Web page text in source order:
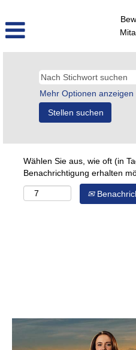
Mehr Optionen anzeigen
Wählen Sie aus, wie oft (in
Benachrichtigung erhalten